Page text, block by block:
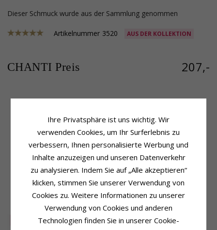
Dieser Schmuck wurde aus der Sammlung genommen
Artikelnummer 3520 AUS DER KOLLEKTION
CHANTI Preis 207,-
Ankerhalskette
Silber
Oberfläche:
Drahtdicke:2,0 mm
Breite:5,6 mm
Länge:
45 cm
Lieferzeit: 4-5 Werktage
KUNDEN KAUFTEN AUCH
75%
Ihre Privatsphäre ist uns wichtig. Wir
verwenden Cookies, um Ihr Surferlebnis zu
verbessern, Ihnen personalisierte Werbung und
Inhalte anzuzeigen und unseren Datenverkehr
zu analysieren. Indem Sie auf „Alle akzeptieren“
klicken, stimmen Sie unserer Verwendung von
Cookies zu. Weitere Informationen zu unserer
Verwendung von Cookies und anderen
Technologien finden Sie in unserer Cookie-